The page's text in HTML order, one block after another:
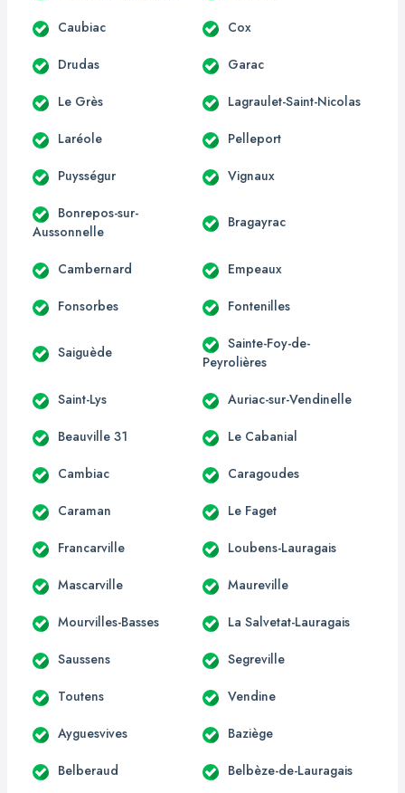
Caubiac Cox
Drudas Garac
Le Grès Lagraulet-Saint-Nicolas
Laréole Pelleport
Puysségur Vignaux
Bonrepos-sur-
Aussonnelle
Bragayrac
Cambernard Empeaux
Fonsorbes Fontenilles
Saiguède
Sainte-Foy-de-
Peyrolières
Saint-Lys Auriac-sur-Vendinelle
Beauville 31 Le Cabanial
Cambiac Caragoudes
Caraman Le Faget
Francarville Loubens-Lauragais
Mascarville Maureville
Mourvilles-Basses La Salvetat-Lauragais
Saussens Segreville
Toutens Vendine
Ayguesvives Baziège
Belberaud Belbèze-de-Lauragais